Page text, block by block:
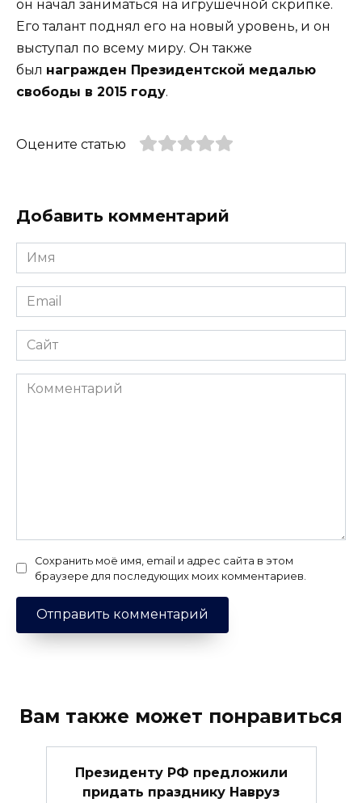
он начал заниматься на игрушечной скрипке.
Его талант поднял его на новый уровень, и он
выступал по всему миру. Он также
был награжден Президентской медалью
свободы в 2015 году.
Оцените статью
Добавить комментарий
Имя
*
Email
*
Сайт
Комментарий
Сохранить моё имя, email и адрес сайта в этом
браузере для последующих моих комментариев.
Вам также может понравиться
Президенту РФ предложили
придать празднику Навруз